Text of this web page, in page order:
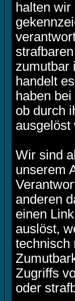
halten
zumutbar
handelt
haben
ob durch
ausgelöst
Wir sind
unserem
anderen
einen
auslöst,
technisch
Zugriffs
oder